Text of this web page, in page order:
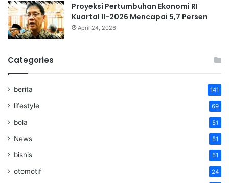
Proyeksi Pertumbuhan Ekonomi RI
Kuartal II-2026 Mencapai 5,7 Persen
April 24, 2026
Categories
berita 141
lifestyle 69
bola 51
News 51
bisnis 51
otomotif 24